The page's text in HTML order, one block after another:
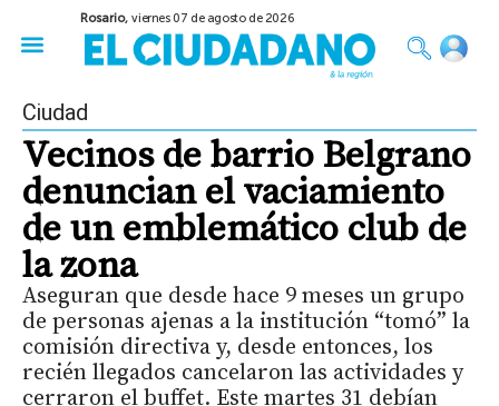
Rosario,viernes 07 de agosto de 2026
Ciudad
Vecinos de barrio Belgrano
denuncian el vaciamiento
de un emblemático club de
la zona
Aseguran que desde hace 9 meses un grupo
de personas ajenas a la institución “tomó” la
comisión directiva y, desde entonces, los
recién llegados cancelaron las actividades y
cerraron el buffet. Este martes 31 debían